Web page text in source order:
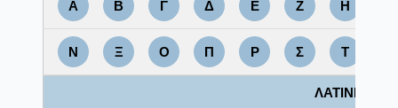
Α Β Γ Δ Ε Ζ Η
Ν Ξ Ο Π Ρ Σ Τ
ΛΑΤΙΝΙΚΑ